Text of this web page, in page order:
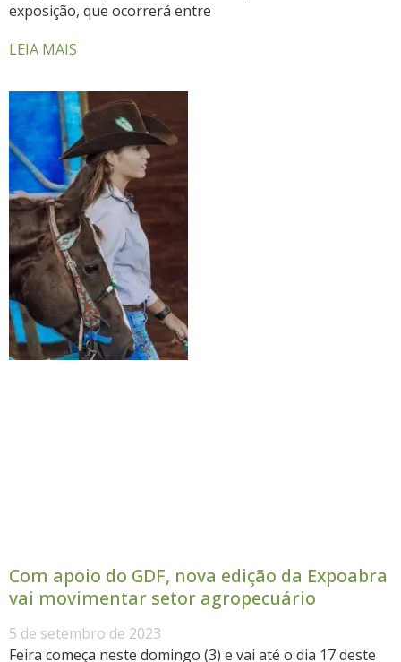
exposição, que ocorrerá entre
LEIA MAIS
Com apoio do GDF, nova edição da Expoabra
vai movimentar setor agropecuário
5 de setembro de 2023
Feira começa neste domingo (3) e vai até o dia 17 deste